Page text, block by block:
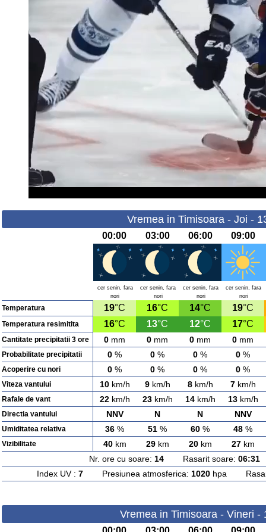
Vremea in Timisoara - Joi -
00:00 03:00 06:00 09:00
cer senin, fara
nori
cer senin, fara
nori
cer senin, fara
nori
cer senin, fara
nori
Temperatura 19°C 16°C 14°C 19°C
Temperatura resimitita 16°C 13°C 12°C 17°C
Cantitate precipitatii 3 ore 0 mm 0 mm 0 mm 0 mm
Probabilitate precipitatii 0 % 0 % 0 % 0 %
Acoperire cu nori 0 % 0 % 0 % 0 %
Viteza vantului 10km/h 9km/h 8km/h 7km/h
Rafale de vant 22km/h 23km/h 14km/h 13km/h
Directia vantului NNV N N NNV
Umiditatea relativa 36 % 51 % 60 % 48 %
Vizibilitate 40km 29km 20km 27km
Nr. ore cu soare: 14Rasarit soare: 06:31
Index UV : 7Presiunea atmosferica: 1020hpa
Vremea in Timisoara - Vineri -